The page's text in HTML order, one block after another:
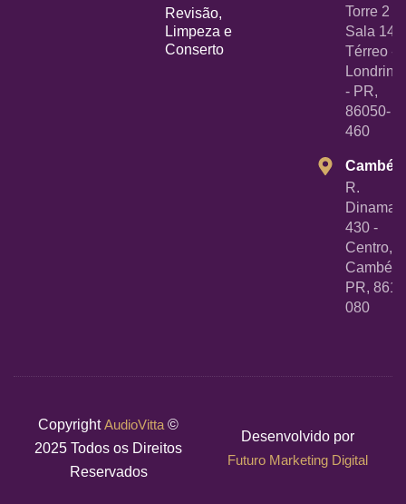
Revisão,
Limpeza e
Conserto
Torre 2 -
Sala 14
Térreo -
Londrina
- PR,
86050-
460
Cambé
R.
430 -
Centro,
Cambé -
PR,
080
CopyrightAudioVitta ©
2025 Todos os Direitos
Reservados
Desenvolvido por
Futuro Marketing Digital